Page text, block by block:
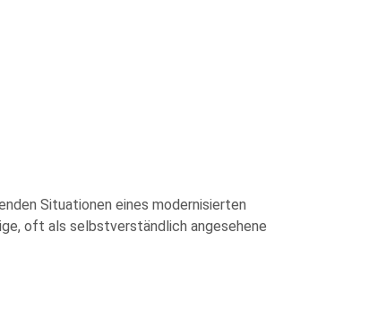
Situationen eines modernisierten
oft als selbstverständlich angesehene